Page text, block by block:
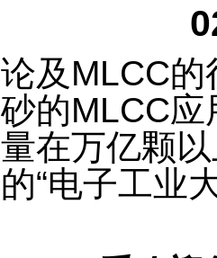
论及MLCC
砂的MLCC
量在万亿颗
的“电子工业